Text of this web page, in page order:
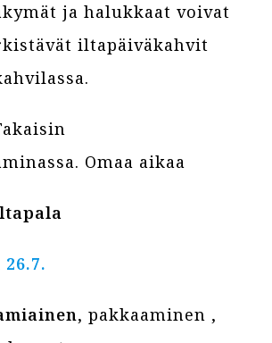
ja halukkaat voivat
iltapäiväkahvit
Omaa aikaa
, pakkaaminen ,